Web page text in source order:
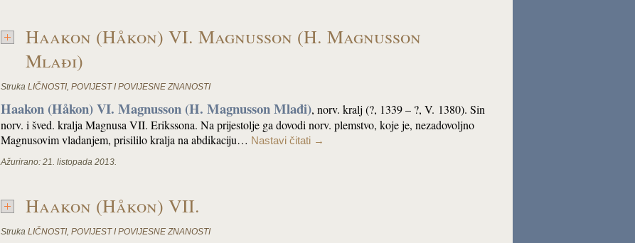
Haakon (Håkon) VI. Magnusson (H. Magnusson
Mlađi)
Struka LIČNOSTI, POVIJEST I POVIJESNE ZNANOSTI
Haakon (Håkon) VI. Magnusson (H. Magnusson Mlađi), norv. kralj (?, 1339 – ?, V. 1380). Sin
norv. i šved. kralja Magnusa VII. Erikssona. Na prijestolje ga dovodi norv. plemstvo, koje je, nezadovoljno
Magnusovim vladanjem, prisililo kralja na abdikaciju… Nastavi čitati →
Ažurirano: 21. listopada 2013.
Haakon (Håkon) VII.
Struka LIČNOSTI, POVIJEST I POVIJESNE ZNANOSTI